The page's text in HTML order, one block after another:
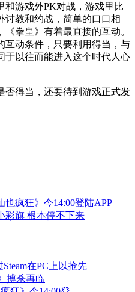
和游戏外PK对战，游戏里比
讨教和约战，简单的口口相
拳皇》有着最直接的互动。
互动条件，只要利用得当，与
于以往而能进入这个时代人心
否得当，还要待到游戏正式发
疯狂》今14:00登陆APP
彩旗 根本停不下来
在PC上以抢先
搏杀再临